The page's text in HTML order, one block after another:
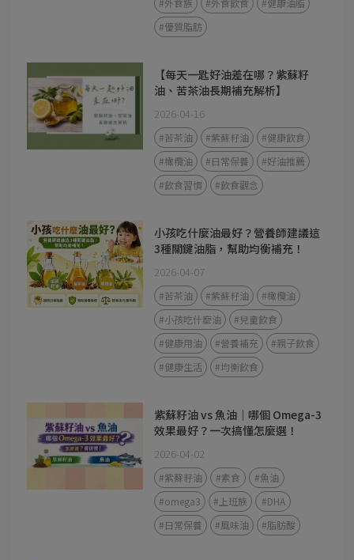
#優質脂肪
【每天一匙好油差在哪？紫蘇籽
油、苦茶油長期補充解析】
2026-04-16
#苦茶油 #紫蘇籽油
#健康飲食
#橄欖油
#日常保養
#好油推薦
#飲食習慣
#飲食觀念
小孩吃什麼油最好？營養師建議這
3種關鍵油脂，幫助均衡補充！
2026-04-07
#苦茶油 #紫蘇籽油
#橄欖油
#小孩吃什麼油
#兒童飲食
#健康用油
#營養補充
#親子飲食
#健康生活
#均衡飲食
紫蘇籽油 vs 魚油｜哪個 Omega-3
效果最好？一次搞懂怎麼選！
2026-04-02
#紫蘇籽油 #素食
#魚油
#omega3
#上班族
#DHA
#日常保養
#風味油 #脂肪酸